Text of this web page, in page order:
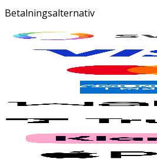
Betalningsalternativ